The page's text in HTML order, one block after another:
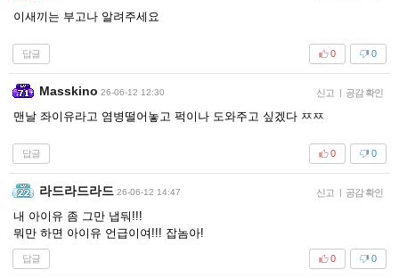
이새끼는 부고나 알려주세요
답글 0
0
Masskino 26-06-12 12:30 신고 | 공감 확인
맨날 좌이유라고 염병떨어놓고 퍽이나 도와주고 싶겠다 ㅉㅉ
답글 0
0
라드라드라드 26-06-12 14:47 신고 | 공감 확인
내 아이유 좀 그만 냅둬!!!
뭐만 하면 아이유 언급이여!!! 잡놈아!
답글 0
0